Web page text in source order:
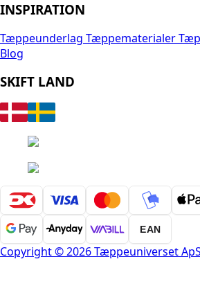
INSPIRATION
Tæppeunderlag Tæppematerialer
Blog
SKIFT LAND
EAN
Copyright © 2026 Tæppeuniverset ApS